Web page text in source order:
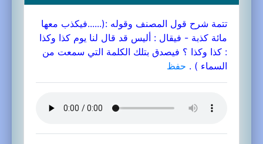
تتمة شرح قول المصنف وقوله :(......فيكذب معها
مائة كذبة - فيقال : أليس قد قال لنا يوم كذا وكذا
: كذا وكذا ؟ فيصدق بتلك الكلمة التي سمعت من
السماء ) . حفظ